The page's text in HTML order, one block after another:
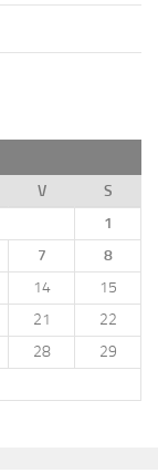
V
S
1
7
8
14
15
21
22
28
29